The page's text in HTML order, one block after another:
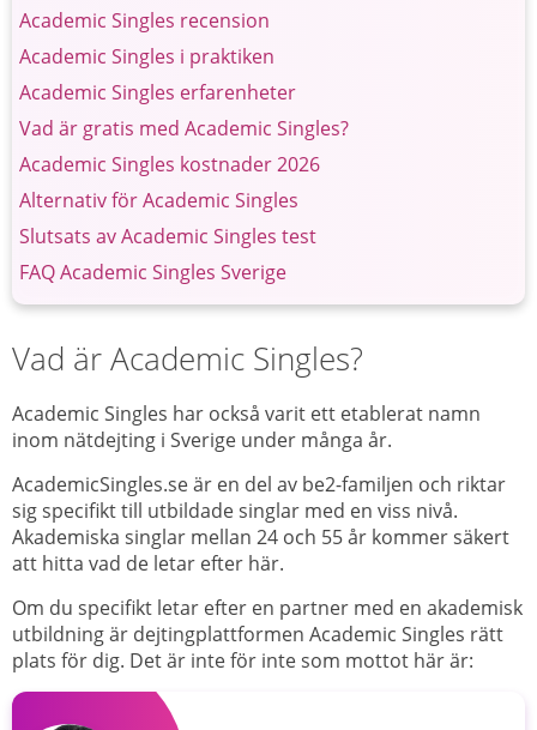
Academic Singles recension
Academic Singles i praktiken
Academic Singles erfarenheter
Vad är gratis med Academic Singles?
Academic Singles kostnader 2026
Alternativ för Academic Singles
Slutsats av Academic Singles test
FAQ Academic Singles Sverige
Vad är Academic Singles?
Academic Singles har också varit ett etablerat namn
inom nätdejting i Sverige under många år.
AcademicSingles.se är en del av be2-familjen och riktar
sig specifikt till utbildade singlar med en viss nivå.
Akademiska singlar mellan 24 och 55 år kommer säkert
att hitta vad de letar efter här.
Om du specifikt letar efter en partner med en akademisk
utbildning är dejtingplattformen Academic Singles rätt
plats för dig. Det är inte för inte som mottot här är: